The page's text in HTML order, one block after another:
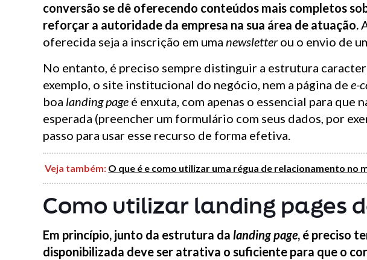
conversão se dê oferecendo conteúdos mais completos
reforçar a autoridade da empresa na sua área de atuação.
oferecida seja a inscrição em uma newsletterou o envio de
No entanto, é preciso sempre distinguir a estrutura
exemplo, o site institucional do negócio, nem a página dee-
boa landing page é enxuta, com apenas o essencial para que
esperada (preencher um formulário com seus dados, por
passo para usar esse recurso de forma efetiva.
Veja também: O que é e como utilizar uma régua de relacionamento no
Como utilizar landing pages
Em princípio, junto da estrutura dalanding page, é preciso
disponibilizada deve ser atrativa o suficiente para que o